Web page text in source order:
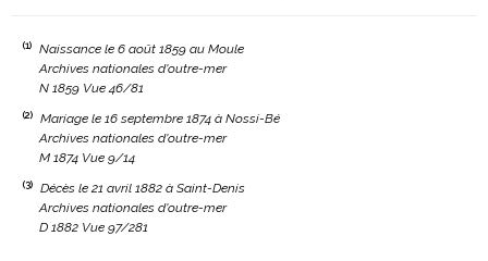
(1)
Naissance le 6 août 1859 au Moule
Archives nationales d'outre-mer
N 1859 Vue 46/81
(2)
Mariage le 16 septembre 1874 à Nossi-Bé
Archives nationales d'outre-mer
M 1874 Vue 9/14
(3)
Décès le 21 avril 1882 à Saint-Denis
Archives nationales d'outre-mer
D 1882 Vue 97/281